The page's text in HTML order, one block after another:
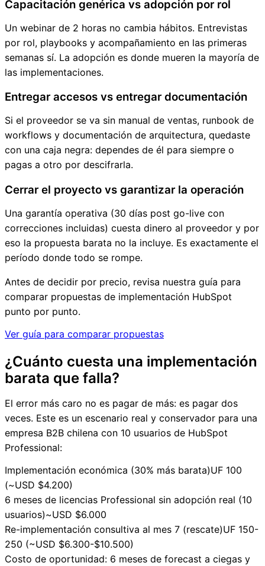
Capacitación genérica vs adopción por rol
Un webinar de 2 horas no cambia hábitos. Entrevistas
por rol, playbooks y acompañamiento en las primeras
semanas sí. La adopción es donde mueren la mayoría de
las implementaciones.
Entregar accesos vs entregar documentación
Si el proveedor se va sin manual de ventas, runbook de
workflows y documentación de arquitectura, quedaste
con una caja negra: dependes de él para siempre o
pagas a otro por descifrarla.
Cerrar el proyecto vs garantizar la operación
Una garantía operativa (30 días post go-live con
correcciones incluidas) cuesta dinero al proveedor y por
eso la propuesta barata no la incluye. Es exactamente el
período donde todo se rompe.
Antes de decidir por precio, revisa nuestra guía para
comparar propuestas de implementación HubSpot
punto por punto.
Ver guía para comparar propuestas
¿Cuánto cuesta una implementación
barata que falla?
El error más caro no es pagar de más: es pagar dos
veces. Este es un escenario real y conservador para una
empresa B2B chilena con 10 usuarios de HubSpot
Professional:
Implementación económica (30% más barata)UF 100
(~USD $4.200)
6 meses de licencias Professional sin adopción real (10
usuarios)~USD $6.000
Re-implementación consultiva al mes 7 (rescate)UF 150-
250 (~USD $6.300-$10.500)
Costo de oportunidad: 6 meses de forecast a ciegas y